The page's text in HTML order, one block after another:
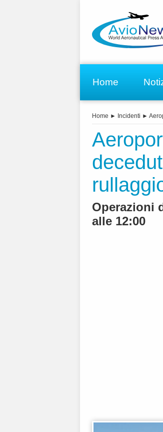
Home
Home ► Incidenti ►
Operazioni
alle 12:00